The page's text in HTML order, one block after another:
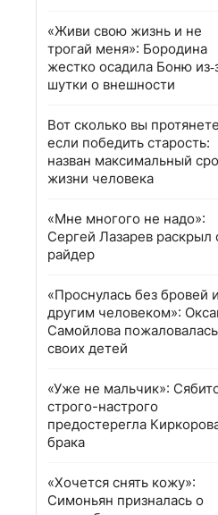
«Живи свою жизнь и не
трогай меня»: Бородина
жестко осадила Боню
шутки о внешности
Вот сколько вы
если победить старость:
назван максимальный
жизни человека
«Мне многого не надо»:
Сергей Лазарев раскрыл
райдер
«Проснулась без бровей и
другим человеком»:
Самойлова
своих детей
«Уже не мальчик»:
строго-настрого
предостерегла
брака
«Хочется снять кожу»:
Симоньян призналась о